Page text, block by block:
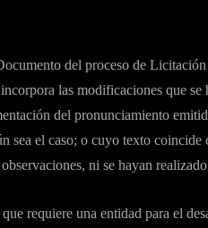
del proceso de
las modificaciones que
del pronunciamiento
sea el caso; o cuyo texto coincide
ni se hayan
requiere una entidad para el